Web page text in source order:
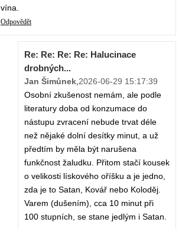
vína.
Odpovědět
Re: Re: Re: Re: Halucinace
drobných...
Jan Šimůnek 2026-06-29 15:17:39
Osobní zkušenost nemám, ale podle
literatury doba od konzumace do
nástupu zvracení nebude trvat déle
než nějaké dolní desítky minut, a už
předtím by měla být narušena
funkčnost žaludku. Přitom stačí kousek
o velikosti lískového oříšku a je jedno,
zda je to Satan, Kovář nebo Koloděj.
Varem (dušením), cca 10 minut při
100 stupních, se stane jedlým i Satan.